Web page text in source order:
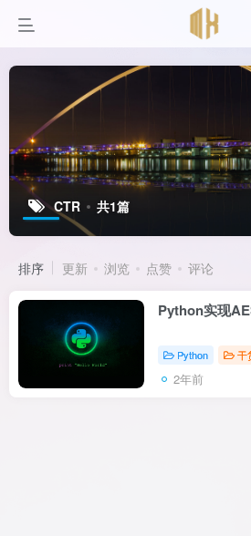
CTR 共1篇
排序 更新 浏览 点赞 评论
Python实现
Python 干
2年前